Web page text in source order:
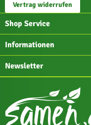
Vertrag widerrufen
Shop Service
Informationen
Newsletter